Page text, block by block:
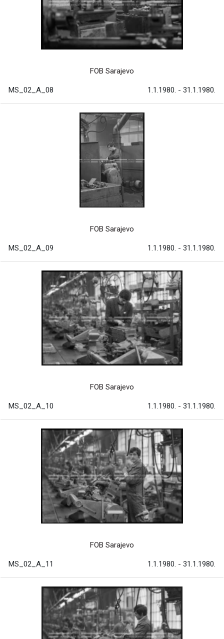
FOB Sarajevo
MS_02_A_08 1.1.1980. - 31.1.1980.
FOB Sarajevo
MS_02_A_09 1.1.1980. - 31.1.1980.
FOB Sarajevo
MS_02_A_10 1.1.1980. - 31.1.1980.
FOB Sarajevo
MS_02_A_11 1.1.1980. - 31.1.1980.